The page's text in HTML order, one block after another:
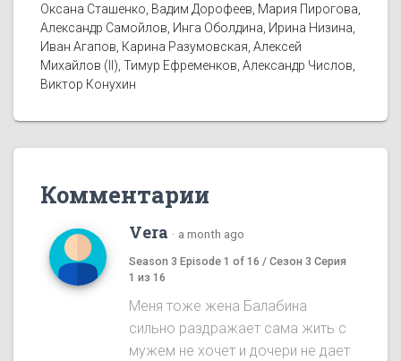
Оксана Сташенко, Вадим Дорофеев, Мария Пирогова,
Александр Самойлов, Инга Оболдина, Ирина Низина,
Иван Агапов, Карина Разумовская, Алексей
Михайлов (II), Тимур Ефременков, Александр Числов,
Виктор Конухин
Комментарии
Vera · a month ago
Season 3 Episode 1 of 16 / Сезон 3 Серия
1 из 16
Меня тоже жена Балабина
сильно раздражает сама жить с
мужем не хочет и дочери не дает